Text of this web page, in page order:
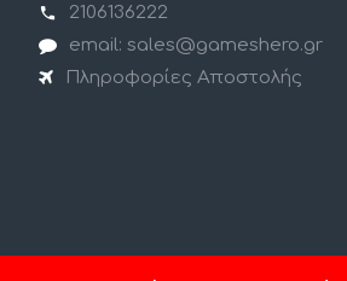
2106136222
email: sales@gameshero.gr
Πληροφορίες Αποστολής